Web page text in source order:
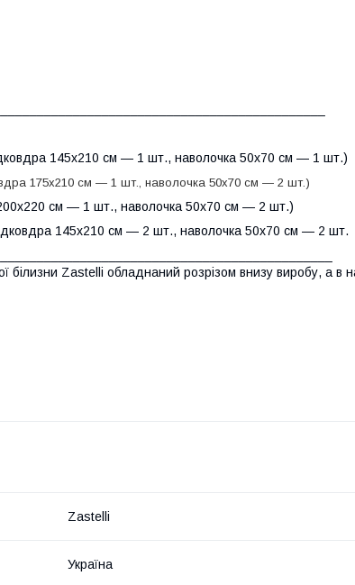
145х210 см — 1 шт., наволочка 50х70 см — 1 шт.)
175х210 см — 1 шт., наволочка 50х70 см — 2 шт.)
см — 1 шт., наволочка 50х70 см — 2 шт.)
145х210 см — 2 шт., наволочка 50х70 см — 2 шт.
білизни Zastelli обладнаний розрізом внизу виробу, а в
Zastelli
Україна